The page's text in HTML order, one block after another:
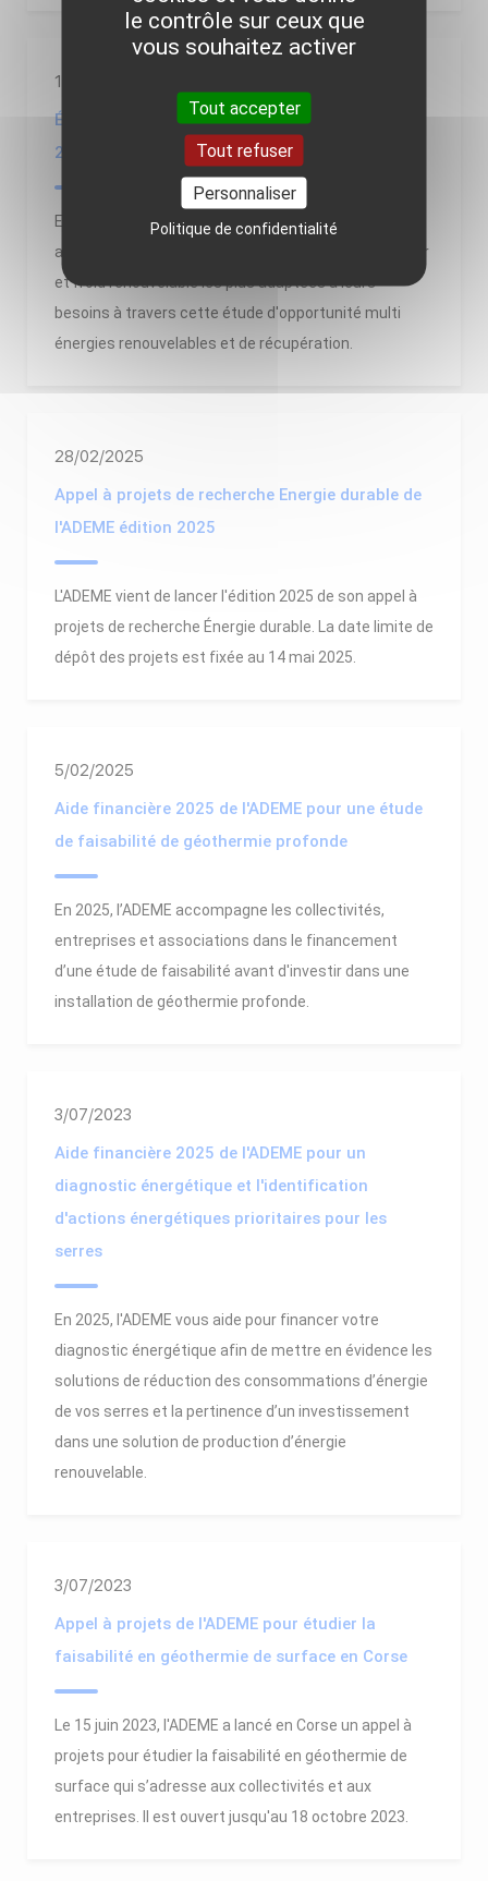
1/04/2025
Étude d'opportunité multi EnR&R de l'ADEME en
2025
En 2025, l'ADEME aide les collectivités, entreprises et
associations à identifier la ou les solutions de chaleur
et froid renouvelable les plus adaptées à leurs
besoins à travers cette étude d'opportunité multi
énergies renouvelables et de récupération.
28/02/2025
Appel à projets de recherche Energie durable de
l'ADEME édition 2025
L'ADEME vient de lancer l'édition 2025 de son appel à
projets de recherche Énergie durable. La date limite de
dépôt des projets est fixée au 14 mai 2025.
5/02/2025
Aide financière 2025 de l'ADEME pour une étude
de faisabilité de géothermie profonde
En 2025, l’ADEME accompagne les collectivités,
entreprises et associations dans le financement
d’une étude de faisabilité avant d'investir dans une
installation de géothermie profonde.
3/07/2023
Aide financière 2025 de l'ADEME pour un
diagnostic énergétique et l'identification
d'actions énergétiques prioritaires pour les
serres
En 2025, l'ADEME vous aide pour financer votre
diagnostic énergétique afin de mettre en évidence les
solutions de réduction des consommations d’énergie
de vos serres et la pertinence d’un investissement
dans une solution de production d’énergie
renouvelable.
3/07/2023
Appel à projets de l'ADEME pour étudier la
faisabilité en géothermie de surface en Corse
Le 15 juin 2023, l'ADEME a lancé en Corse un appel à
projets pour étudier la faisabilité en géothermie de
surface qui s’adresse aux collectivités et aux
entreprises. Il est ouvert jusqu'au 18 octobre 2023.
le contrôle sur ceux que
vous souhaitez activer
Tout accepter
Tout refuser
Personnaliser
Politique de confidentialité